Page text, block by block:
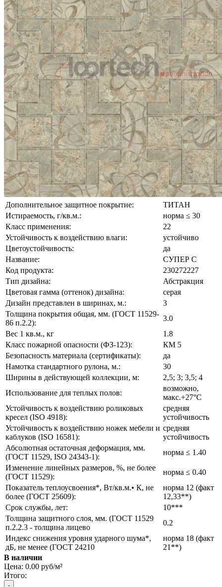
Дополнительное защитное покрытие:
ТИТАН
Истираемость, г/кв.м.:
норма ≤ 30
Класс применения:
22
Устойчивость к воздействию влаги:
устойчиво
Цветоустойчивость:
да
Название:
СУПЕР С
Код продукта:
230272227
Тип дизайна:
Абстракция
Цветовая гамма (оттенок) дизайна:
серая
Дизайн представлен в ширинах, м.:
3
Толщина покрытия общая, мм. (ГОСТ 11529-
86 п.2.2):
3.0
Вес 1 кв.м., кг
1.8
Класс пожарной опасности (ФЗ-123):
КМ 5
Безопасность материала (сертификаты):
да
Намотка стандартного рулона, м.:
30
Ширины в действующей коллекции, м:
2,5; 3; 3,5; 4
Использование для теплых полов:
возможно,
макс.+27°С
Устойчивость к воздействию роликовых
кресел (ISO 4918):
средняя
устойчивость
Устойчивость к воздействию ножек мебели и
каблуков (ISO 16581):
средняя
устойчивость
Абсолютная остаточная деформация, мм.
(ГОСТ 11529, ISO 24343-1):
норма ≤ 1.40
Изменение линейных размеров, %, не более
(ГОСТ 11529):
норма ≤ 0.40
Показатель теплоусвоения*, Вт/кв.м.• К, не
более (ГОСТ 25609):
норма 12 (факт
12,33**)
Срок службы, лет:
10***
Толщина защитного слоя, мм. (ГОСТ 11529
п.2.2.3 - толщина лицево
0.2
Индекс снижения уровня ударного шума*,
дБ, не менее (ГОСТ 24210
норма 18 (факт
21**)
В наличии
Цена: 0.00 руб/м²
Итого: